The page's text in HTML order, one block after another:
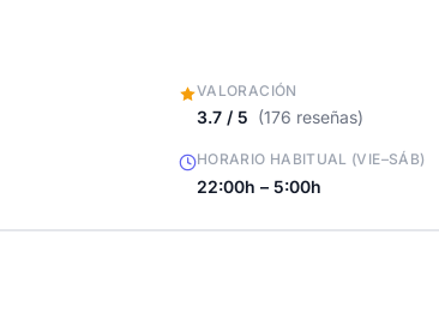
VALORACIÓN
3.7 / 5 (176 reseñas)
HORARIO HABITUAL (VIE–SÁB)
22:00h – 5:00h